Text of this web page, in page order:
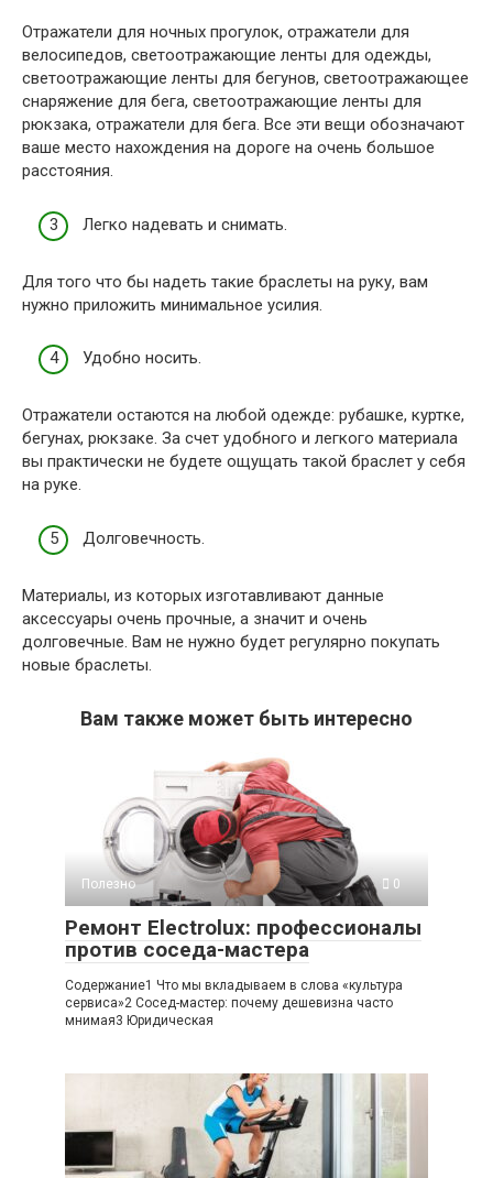
Отражатели для ночных прогулок, отражатели для
велосипедов, светоотражающие ленты для одежды,
светоотражающие ленты для бегунов, светоотражающее
снаряжение для бега, светоотражающие ленты для
рюкзака, отражатели для бега. Все эти вещи обозначают
ваше место нахождения на дороге на очень большое
расстояния.
Легко надевать и снимать.
Для того что бы надеть такие браслеты на руку, вам
нужно приложить минимальное усилия.
Удобно носить.
Отражатели остаются на любой одежде: рубашке, куртке,
бегунах, рюкзаке. За счет удобного и легкого материала
вы практически не будете ощущать такой браслет у себя
на руке.
Долговечность.
Материалы, из которых изготавливают данные
аксессуары очень прочные, а значит и очень
долговечные. Вам не нужно будет регулярно покупать
новые браслеты.
Вам также может быть интересно
Полезно 0
Ремонт Electrolux: профессионалы
против соседа-мастера
Содержание1 Что мы вкладываем в слова «культура
сервиса»2 Сосед-мастер: почему дешевизна часто
мнимая3 Юридическая